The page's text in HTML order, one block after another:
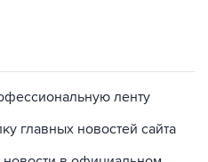
ленту
главных новостей сайта